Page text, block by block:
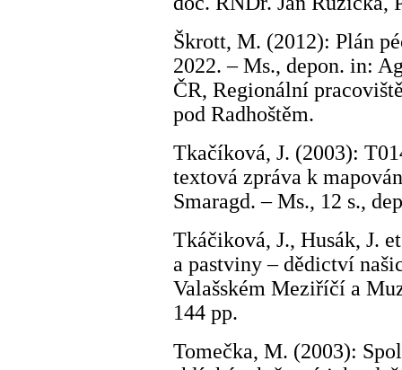
Škrott, M. (2012): Plán
2022. – Ms., depon. in:
ČR, Regionální
pod Radhoštěm.
Tkačíková, J. (2003):
textová zpráva k
Smaragd. – Ms., 12 s.,
Tkáčiková, J., Husák, J.
a pastviny – dědictví
Valašském Meziříčí a
144 pp.
Tomečka, M. (2003):